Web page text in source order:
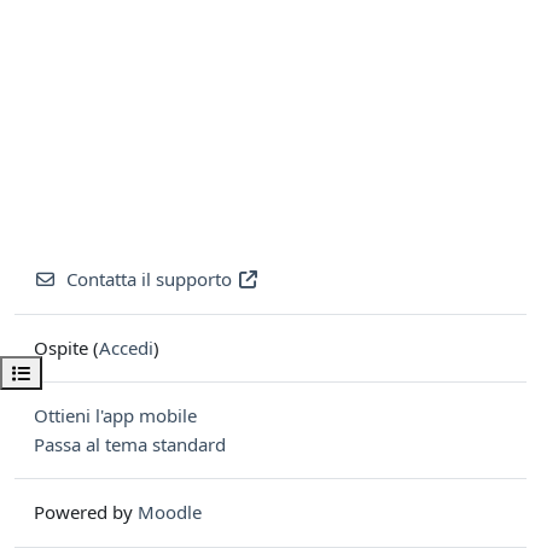
Apri indice del corso
Contatta il supporto
Ospite (Accedi)
Ottieni l'app mobile
Passa al tema standard
Powered by Moodle